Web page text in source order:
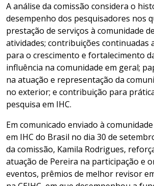
A análise da comissão considera o
desempenho dos pesquisadores nos
prestação de serviços à comunidade
atividades; contribuições continuadas
para o crescimento e fortalecimento
influência na comunidade em geral;
na atuação e representação da
no exterior; e contribuição para
pesquisa em IHC.
Em comunicado enviado à
em IHC do Brasil no dia 30 de
da comissão, Kamila Rodrigues,
atuação de Pereira na participação e
eventos, prêmios de melhor revisor